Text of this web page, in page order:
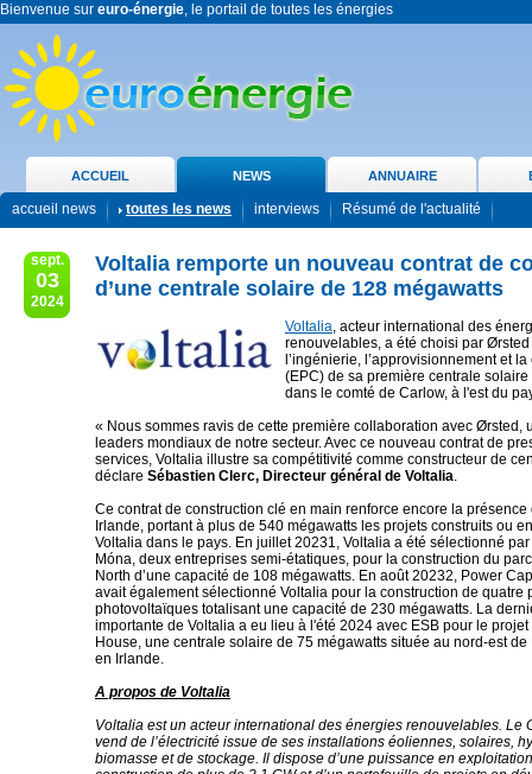
Bienvenue sur euro-énergie, le portail de toutes les énergies
ACCUEIL NEWS ANNUAIRE
accueil news toutes les news interviews Résumé de l'actualité
sept.
03
2024
Voltalia remporte un nouveau contrat de
d’une centrale solaire de 128 mégawatts
Voltalia, acteur international des
renouvelables, a été choisi par
l’ingénierie, l’approvisionnement et
(EPC) de sa première centrale
dans le comté de Carlow, à l'est du
« Nous sommes ravis de cette première collaboration avec Ørsted,
leaders mondiaux de notre secteur. Avec ce nouveau contrat de
services, Voltalia illustre sa compétitivité comme constructeur de
déclare Sébastien Clerc, Directeur général de Voltalia.
Ce contrat de construction clé en main renforce encore la présence
Irlande, portant à plus de 540 mégawatts les projets construits ou
Voltalia dans le pays. En juillet 20231, Voltalia a été sélectionné
Móna, deux entreprises semi-étatiques, pour la construction du
North d’une capacité de 108 mégawatts. En août 20232, Power
avait également sélectionné Voltalia pour la construction de quatre
photovoltaïques totalisant une capacité de 230 mégawatts. La
importante de Voltalia a eu lieu à l'été 2024 avec ESB pour le
House, une centrale solaire de 75 mégawatts située au nord-est
en Irlande.
A propos de Voltalia
Voltalia est un acteur international des énergies renouvelables. Le
vend de l’électricité issue de ses installations éoliennes, solaires,
biomasse et de stockage. Il dispose d’une puissance en